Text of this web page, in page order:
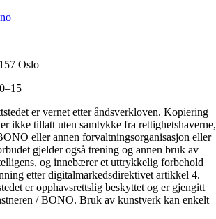
Oslo
er vernet etter åndsverkloven. Kopiering
ikke tillatt uten samtykke fra rettighetshaverne,
eller annen forvaltningsorganisasjon eller
gjelder også trening og annen bruk av
og innebærer et uttrykkelig forbehold
etter digitalmarkedsdirektivet artikkel 4.
er opphavsrettslig beskyttet og er gjengitt
/ BONO. Bruk av kunstverk kan enkelt